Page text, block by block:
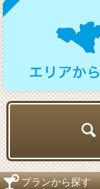
プランから探す